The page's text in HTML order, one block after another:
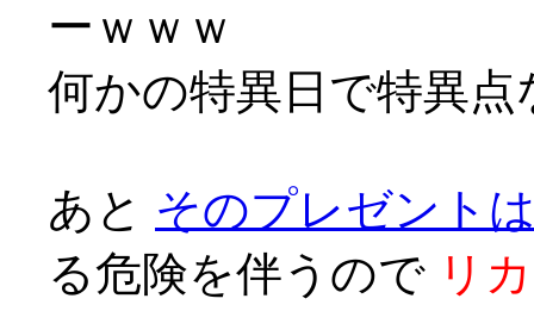
ーｗｗｗ
何かの特異日で特異
あと そのプレゼント
る危険を伴うので リ